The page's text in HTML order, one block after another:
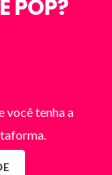
POP?
você tenha a